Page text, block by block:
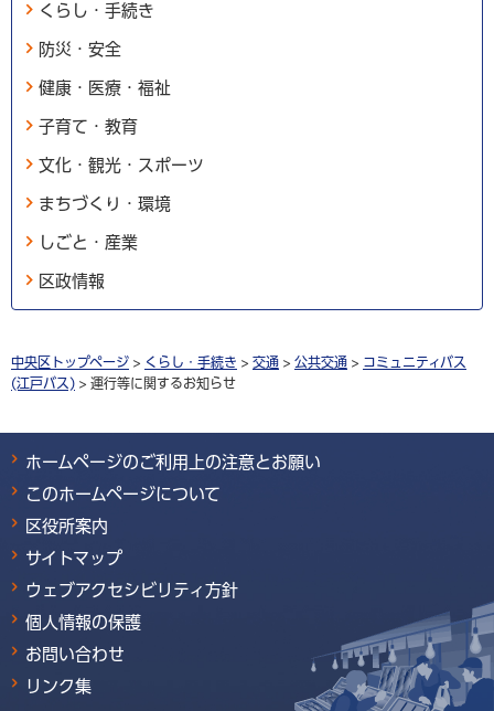
くらし・手続き
防災・安全
健康・医療・福祉
子育て・教育
文化・観光・スポーツ
まちづくり・環境
しごと・産業
区政情報
中央区トップページ > くらし・手続き > 交通 > 公共交通 > コミュニティバス
(江戸バス) > 運行等に関するお知らせ
ホームページのご利用上の注意とお願い
このホームページについて
区役所案内
サイトマップ
ウェブアクセシビリティ方針
個人情報の保護
お問い合わせ
リンク集